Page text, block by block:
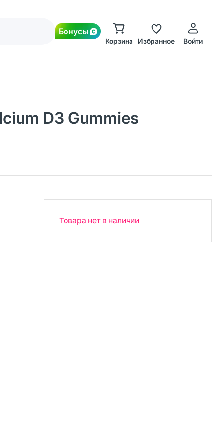
Бонусы
Корзина Избранное Войти
D3 Gummies
Товара нет в наличии